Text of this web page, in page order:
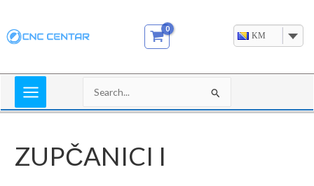
content
KM
Search
for:
ZUPČANICI I